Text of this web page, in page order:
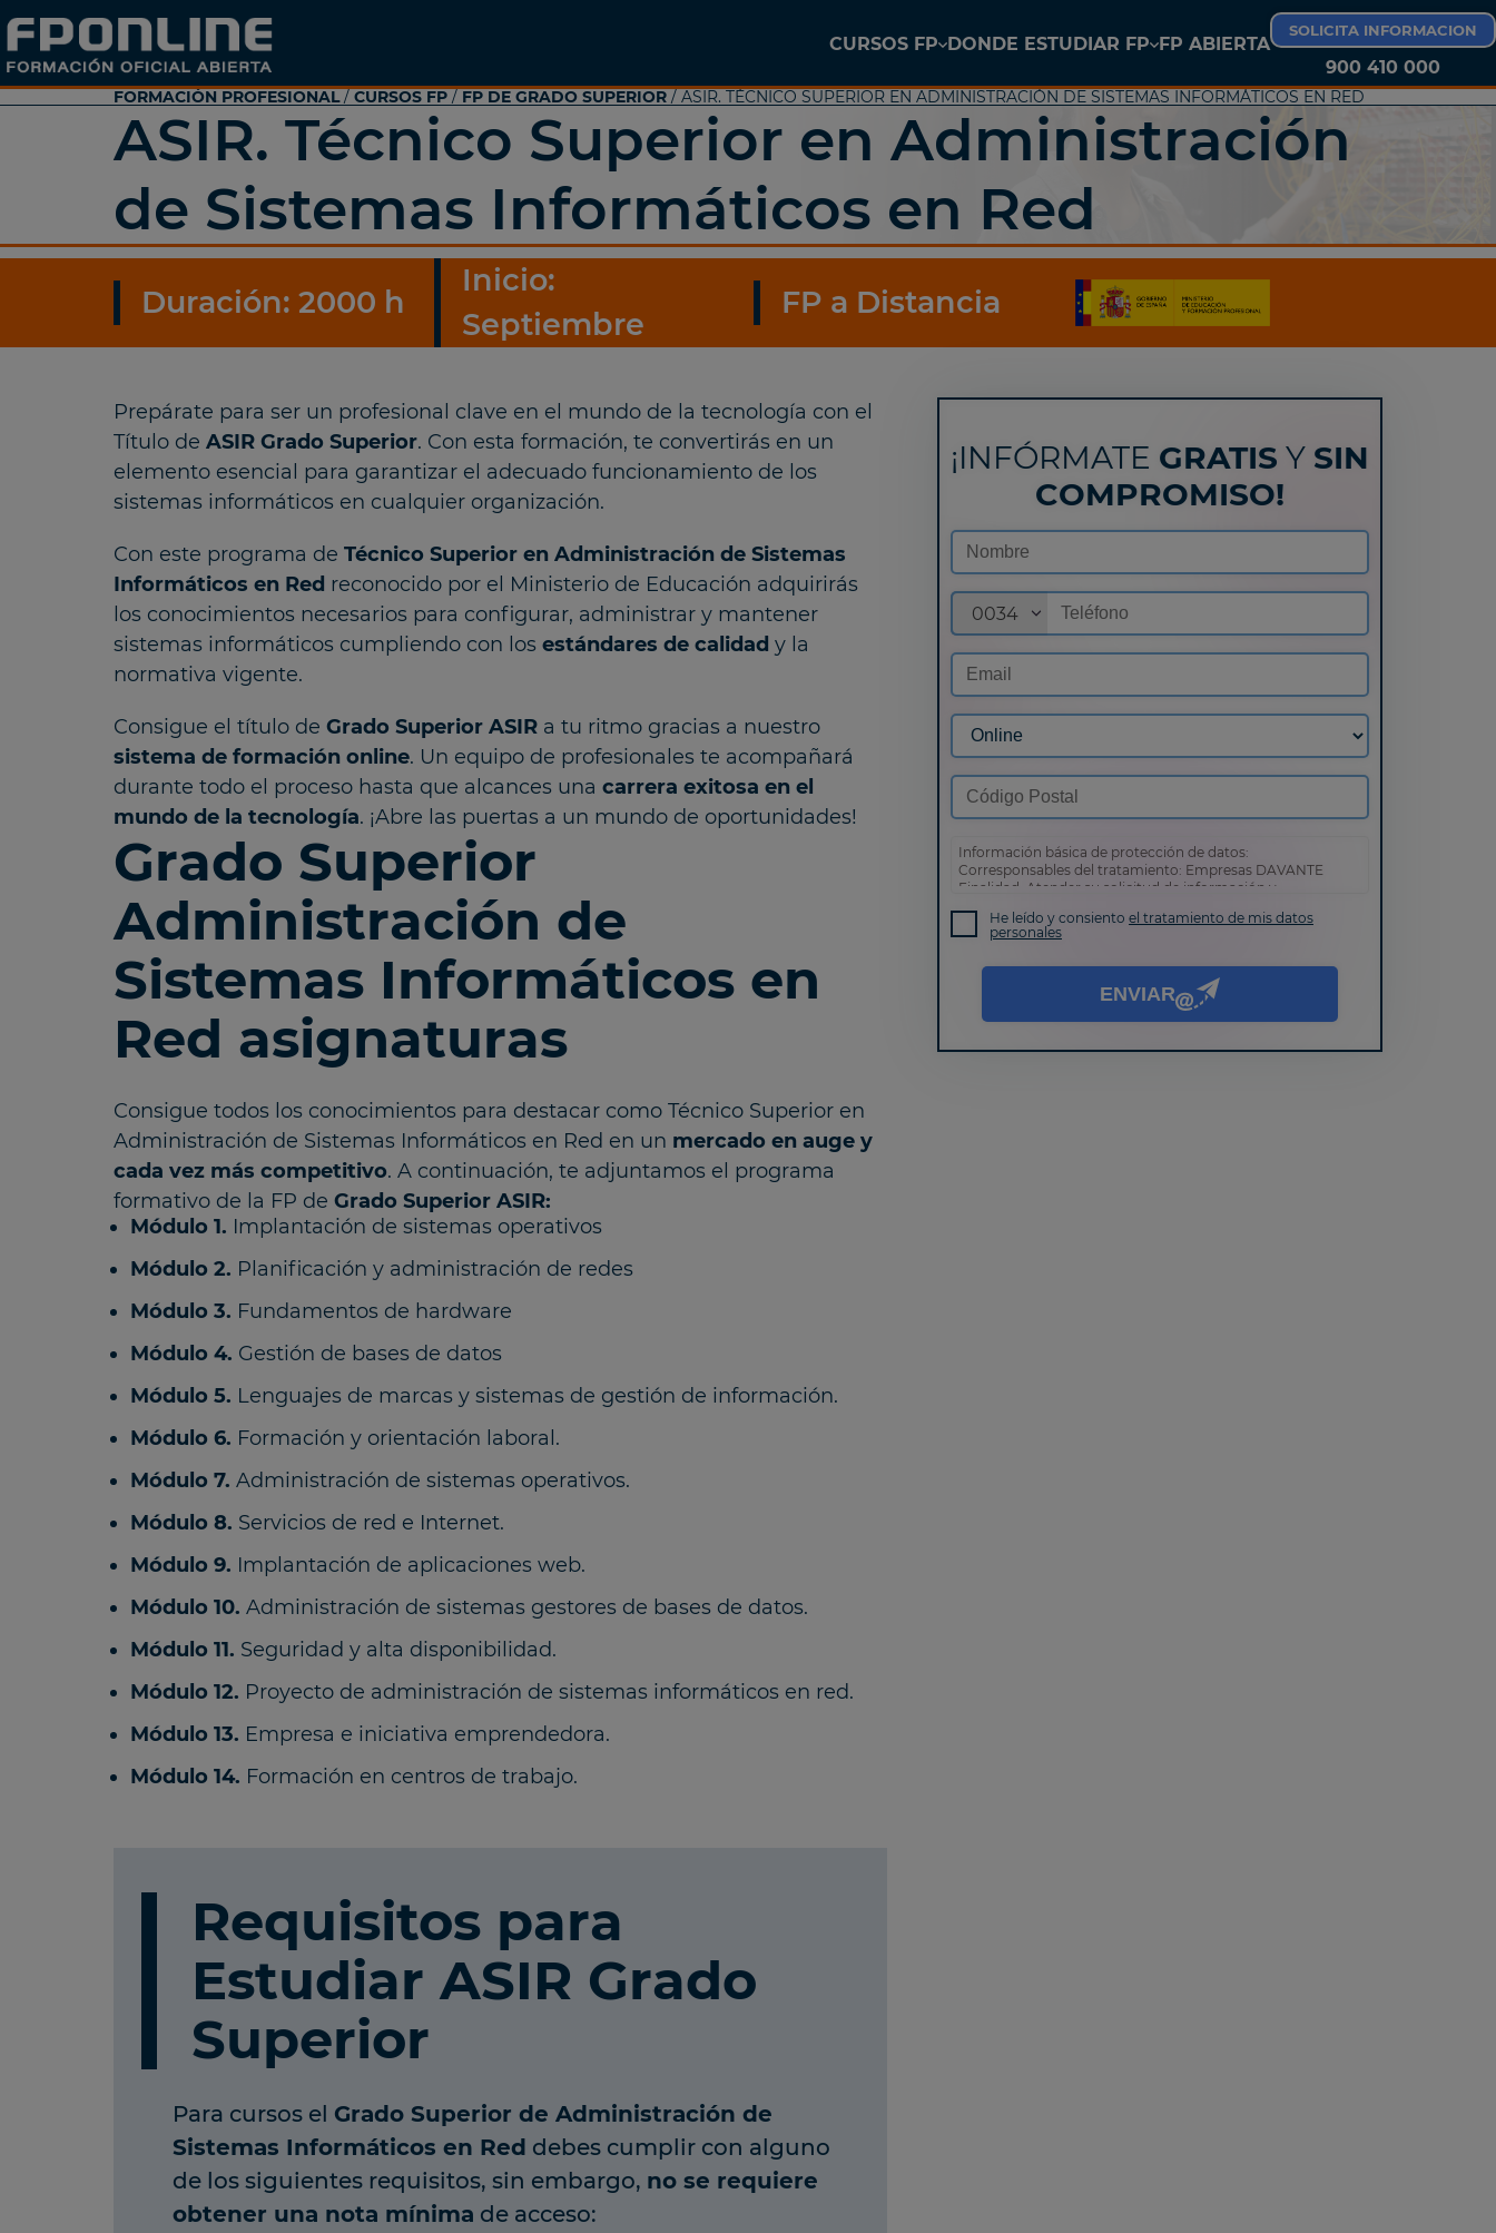
CURSOS FP DONDE ESTUDIAR FP FP ABIERTA
900 410 000
SOLICITA INFORMACION
FORMACIÓN PROFESIONAL/ CURSOS FP / FP DE GRADO SUPERIOR / ASIR. TÉCNICO SUPERIOR EN ADMINISTRACIÓN DE SISTEMAS INFORMÁTICOS EN RED
ASIR. Técnico Superior en Administración
de Sistemas Informáticos en Red
Duración: 2000 h
Inicio:
Septiembre
FP a Distancia
Prepárate para ser un profesional clave en el mundo de la tecnología con el
Título de ASIR Grado Superior. Con esta formación, te convertirás en un
elemento esencial para garantizar el adecuado funcionamiento de los
sistemas informáticos en cualquier organización.
Con este programa de Técnico Superior en Administración de Sistemas
Informáticos en Red reconocido por el Ministerio de Educación adquirirás
los conocimientos necesarios para configurar, administrar y mantener
sistemas informáticos cumpliendo con los estándares de calidad y la
normativa vigente.
Consigue el título de Grado Superior ASIR a tu ritmo gracias a nuestro
sistema de formación online. Un equipo de profesionales te acompañará
durante todo el proceso hasta que alcances una carrera exitosa en el
mundo de la tecnología. ¡Abre las puertas a un mundo de oportunidades!
Grado Superior
Administración de
Sistemas Informáticos en
Red asignaturas
Consigue todos los conocimientos para destacar como Técnico Superior en
Administración de Sistemas Informáticos en Red en un mercado en auge y
cada vez más competitivo. A continuación, te adjuntamos el programa
formativo de la FP de Grado Superior ASIR:
Módulo 1. Implantación de sistemas operativos
Módulo 2. Planificación y administración de redes
Módulo 3. Fundamentos de hardware
Módulo 4. Gestión de bases de datos
Módulo 5. Lenguajes de marcas y sistemas de gestión de información.
Módulo 6. Formación y orientación laboral.
Módulo 7. Administración de sistemas operativos.
Módulo 8. Servicios de red e Internet.
Módulo 9. Implantación de aplicaciones web.
Módulo 10. Administración de sistemas gestores de bases de datos.
Módulo 11. Seguridad y alta disponibilidad.
Módulo 12. Proyecto de administración de sistemas informáticos en red.
Módulo 13. Empresa e iniciativa emprendedora.
Módulo 14. Formación en centros de trabajo.
Requisitos para
Estudiar ASIR Grado
Superior
Para cursos el Grado Superior de Administración de
Sistemas Informáticos en Red debes cumplir con alguno
de los siguientes requisitos, sin embargo, no se requiere
obtener una nota mínima de acceso:
¡INFÓRMATE GRATIS Y SIN
COMPROMISO!
0034
Información básica de protección de datos:
Corresponsables del tratamiento: Empresas DAVANTE
Finalidad: Atender su solicitud de información y
Derechos: Puede acceder, rectificar y suprimir sus datos,
así como otros derechos tal y como se explica en nuestra
He leído y consiento el tratamiento de mis datos
personales
ENVIAR